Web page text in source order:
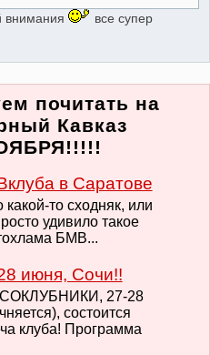
внимания все супер
почитать на
Кавказ
в Саратове
какой-то сходняк, или
удивило такое
БМВ...
июня, Сочи!!
27-28
состоится
клуба! Программа